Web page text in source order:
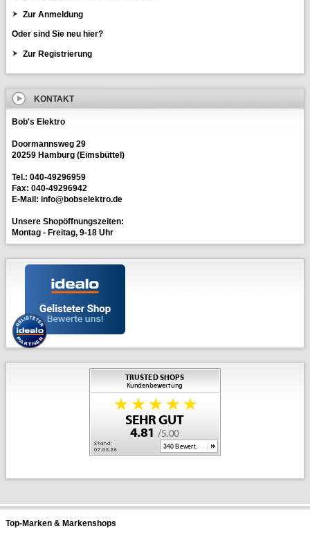
Zur Anmeldung
Oder sind Sie neu hier?
Zur Registrierung
KONTAKT
Bob's Elektro
Doormannsweg 29
20259 Hamburg (Eimsbüttel)
Tel.: 040-49296959
Fax: 040-49296942
E-Mail: info@bobselektro.de
Unsere Shopöffnungszeiten:
Montag - Freitag, 9-18 Uhr
Top-Marken & Markenshops